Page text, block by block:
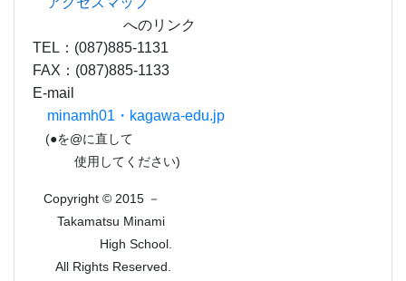
へのリンク
TEL：(087)885-1131
FAX：(087)885-1133
E-mail
minamh01・kagawa-edu.jp
(●を@に直して
使用してください)
Copyright © 2015 －
Takamatsu Minami
High School.
All Rights Reserved.